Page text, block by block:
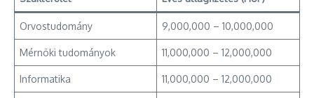
Orvostudomány 9,000,000 – 10,000,000
Mérnöki tudományok 11,000,000 – 12,000,000
Informatika 11,000,000 – 12,000,000